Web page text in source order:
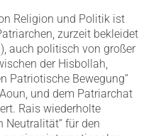
Religion und Politik ist
zurzeit bekleidet
auch politisch von großer
der Hisbollah,
Patriotische Bewegung“
und dem Patriarchat
Rais wiederholte
Neutralität“ für den